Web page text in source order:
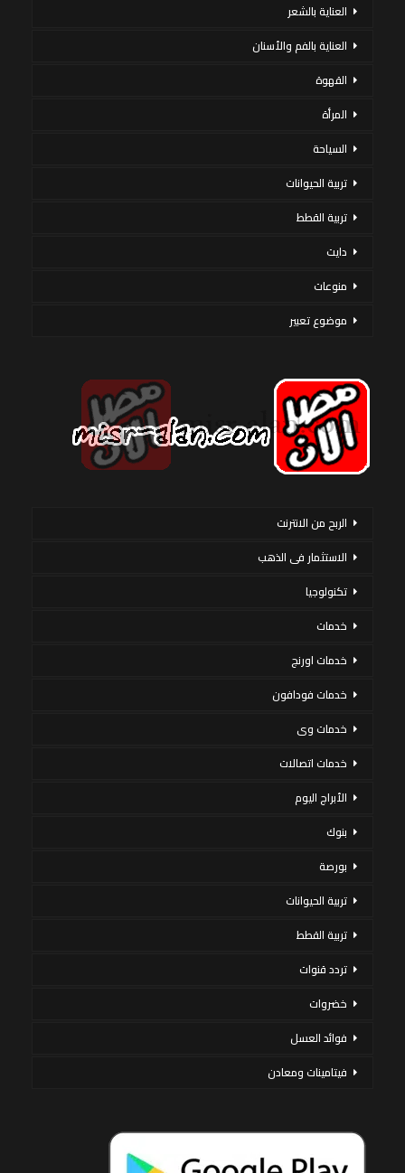
العناية بالشعر
العناية بالفم والأسنان
القهوة
المرأة
السياحة
تربية الحيوانات
تربية القطط
دايت
منوعات
موضوع تعبير
الربح من الانترنت
الاستثمار فى الذهب
تكنولوجيا
خدمات
خدمات اورنج
خدمات فودافون
خدمات وى
خدمات اتصالات
الأبراج اليوم
بنوك
بورصة
تربية الحيوانات
تربية القطط
تردد قنوات
خضروات
فوائد العسل
فيتامينات ومعادن